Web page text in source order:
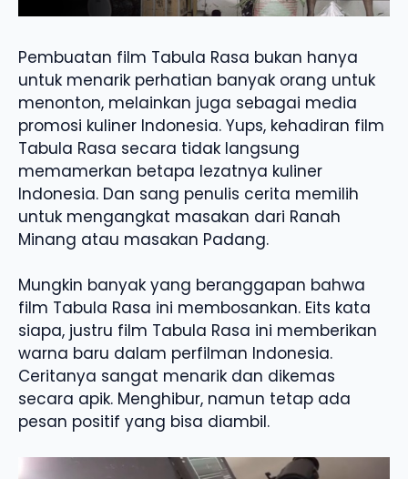
Pembuatan film Tabula Rasa bukan hanya
untuk menarik perhatian banyak orang untuk
menonton, melainkan juga sebagai media
promosi kuliner Indonesia. Yups, kehadiran film
Tabula Rasa secara tidak langsung
memamerkan betapa lezatnya kuliner
Indonesia. Dan sang penulis cerita memilih
untuk mengangkat masakan dari Ranah
Minang atau masakan Padang.
Mungkin banyak yang beranggapan bahwa
film Tabula Rasa ini membosankan. Eits kata
siapa, justru film Tabula Rasa ini memberikan
warna baru dalam perfilman Indonesia.
Ceritanya sangat menarik dan dikemas
secara apik. Menghibur, namun tetap ada
pesan positif yang bisa diambil.